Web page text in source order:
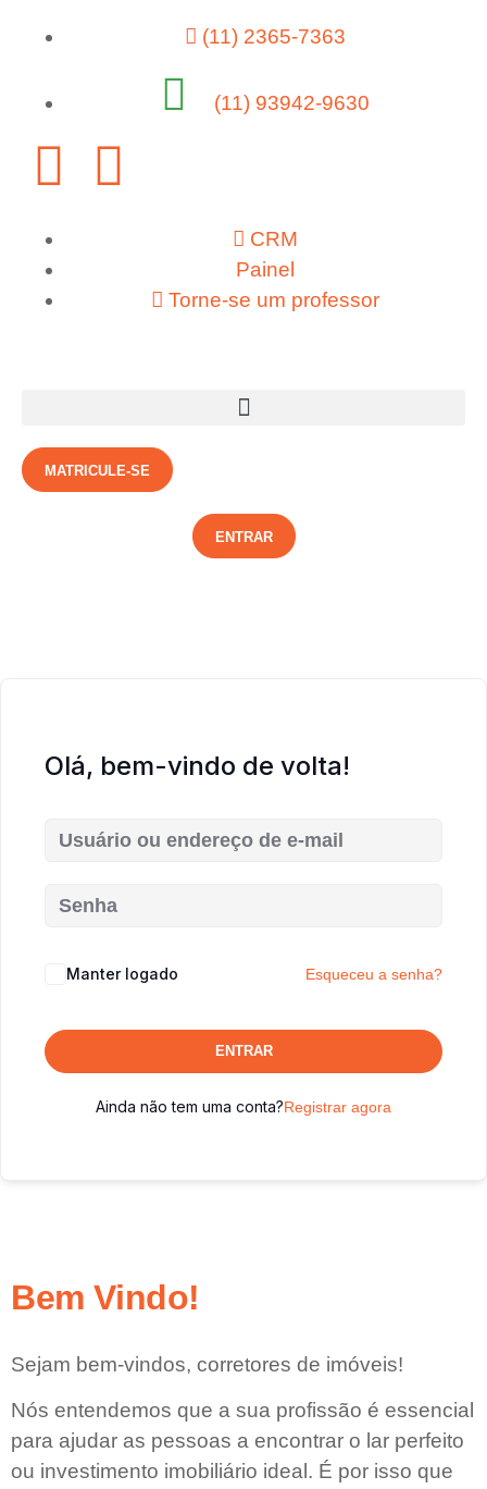
(11) 2365-7363
(11) 93942-9630
CRM
Painel
Torne-se um professor
MATRICULE-SE
ENTRAR
Olá, bem-vindo de volta!
Manter logado Esqueceu a senha?
ENTRAR
Ainda não tem uma conta?Registrar agora
Bem Vindo!
Sejam bem-vindos, corretores de imóveis!
Nós entendemos que a sua profissão é essencial
para ajudar as pessoas a encontrar o lar perfeito
ou investimento imobiliário ideal. É por isso que